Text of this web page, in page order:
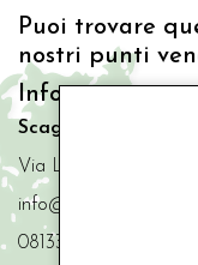
Puoi trovare
nostri punti
Info contatti
Scaglione Bimbi di
Via Luigi Mazzella,73
0813331162